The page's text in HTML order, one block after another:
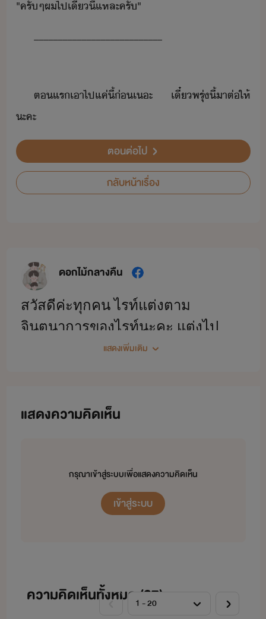
​"​ครั​ๆ​ผ​ไป​เี๋ี้​แหละ​ครั​"
___________________________
ตแร​เา​ไป​แค่ี้​่​เะ​ ​เี๋​พรุ่ี้​าต​่​ให้​
ะคะ
ตอนต่อไป
กลับหน้าเรื่อง
ดอกไม้กลางคืน
สวัสดีค่ะทุกคน ไรท์แต่งตาม
จินตนาการของไรท์นะคะ แต่งไป
เรื่อยนั่นเอง นิยายของไรท์
ด้วยนะคะ ขอบคุณค่ะ
แสดงเพิ่มเติม
แสดงความคิดเห็น
กรุณาเข้าสู่ระบบเพื่อแสดงความคิดเห็น
เข้าสู่ระบบ
ความคิดเห็นทั้งหมด (27)